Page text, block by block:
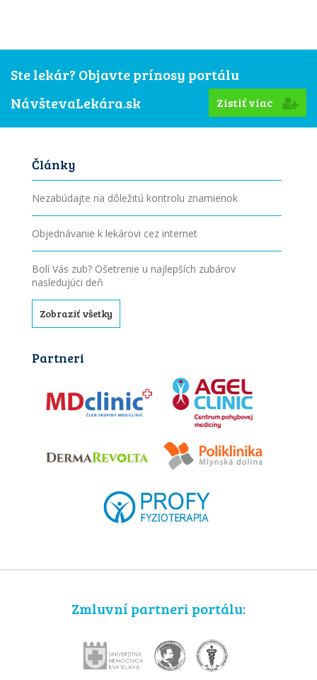
Ste lekár? Objavte prínosy portálu
NávštevaLekára.sk
Zistiť viac
Články
Nezabúdajte na dôležitú kontrolu znamienok
Objednávanie k lekárovi cez internet
Bolí Vás zub? Ošetrenie u najlepších zubárov
nasledujúci deň
Zobraziť všetky
Partneri
Zmluvní partneri portálu: